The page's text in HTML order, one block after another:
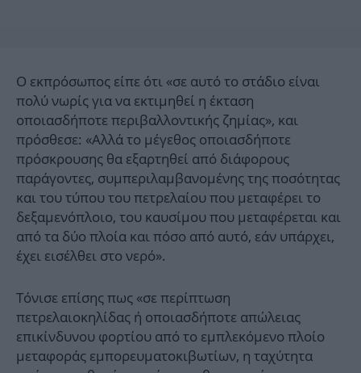
Ο εκπρόσωπος είπε ότι «σε αυτό το στάδιο είναι
πολύ νωρίς για να εκτιμηθεί η έκταση
οποιασδήποτε περιβαλλοντικής ζημίας», και
πρόσθεσε: «Αλλά το μέγεθος οποιασδήποτε
πρόσκρουσης θα εξαρτηθεί από διάφορους
παράγοντες, συμπεριλαμβανομένης της ποσότητας
και του τύπου του πετρελαίου που μεταφέρει το
δεξαμενόπλοιο, του καυσίμου που μεταφέρεται και
από τα δύο πλοία και πόσο από αυτό, εάν υπάρχει,
έχει εισέλθει στο νερό».
Τόνισε επίσης πως «σε περίπτωση
πετρελαιοκηλίδας ή οποιασδήποτε απώλειας
επικίνδυνου φορτίου από το εμπλεκόμενο πλοίο
μεταφοράς εμπορευματοκιβωτίων, η ταχύτητα